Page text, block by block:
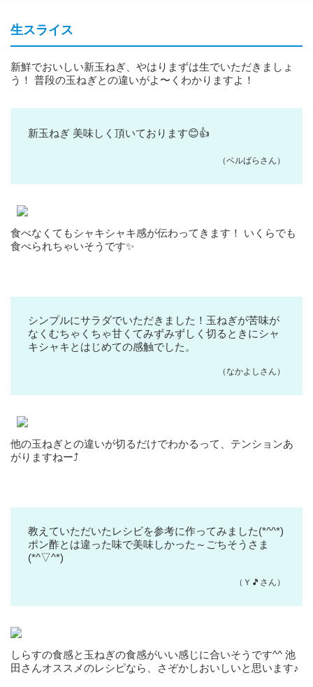
生スライス
新鮮でおいしい新玉ねぎ、やはりまずは生でいただきましょ
う！ 普段の玉ねぎとの違いがよ〜くわかりますよ！
新玉ねぎ 美味しく頂いております😊👍
（ベルばらさん）
食べなくてもシャキシャキ感が伝わってきます！ いくらでも
食べられちゃいそうです✨
シンプルにサラダでいただきました！玉ねぎが苦味が
なくむちゃくちゃ甘くてみずみずしく切るときにシャ
キシャキとはじめての感触でした。
（なかよしさん）
他の玉ねぎとの違いが切るだけでわかるって、テンションあ
がりますねー⤴️
教えていただいたレシビを参考に作ってみました(*^^*)
ポン酢とは違った味で美味しかった～ごちそうさま
(*^▽^*)
（Ｙ🎵さん）
しらすの食感と玉ねぎの食感がいい感じに合いそうです^^ 池
田さんオススメのレシピなら、さぞかしおいしいと思います♪